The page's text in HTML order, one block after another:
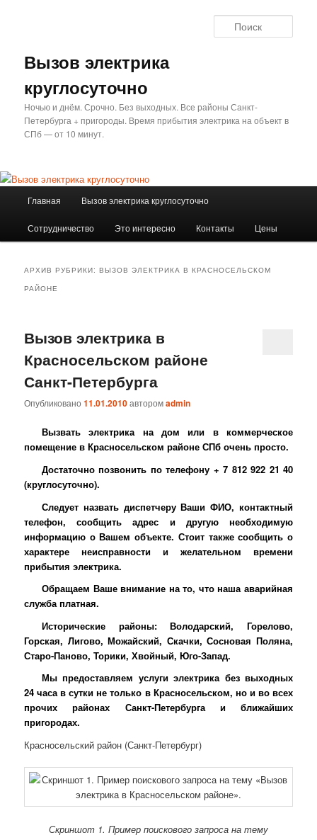
Вызов электрика
круглосуточно
Ночью и днём. Срочно. Без выходных. Все районы Санкт-
Петербурга + пригороды. Время прибытия электрика на объект в
СПб — от 10 минут.
Главная Вызов электрика круглосуточно
Сотрудничество Это интересно Контакты Цены
АРХИВ РУБРИКИ:ВЫЗОВ ЭЛЕКТРИКА В КРАСНОСЕЛЬСКОМ
РАЙОНЕ
Вызов электрика в
Красносельском районе
Санкт-Петербурга
Опубликовано11.01.2010авторомadmin
Вызвать электрика на дом или в коммерческое
помещение в Красносельском районе СПб очень просто.
Достаточно позвонить по телефону + 7 812 922 21 40
(круглосуточно).
Следует назвать диспетчеру Ваши ФИО, контактный
телефон, сообщить адрес и другую необходимую
информацию о Вашем объекте. Стоит также сообщить о
характере неисправности и желательном времени
прибытия электрика.
Обращаем Ваше внимание на то, что наша аварийная
служба платная.
Исторические районы: Володарский, Горелово,
Горская, Лигово, Можайский, Скачки, Сосновая Поляна,
Старо-Паново, Торики, Хвойный, Юго-Запад.
Мы предоставляем услуги электрика без выходных
24 часа в сутки не только в Красносельском, но и во всех
прочих районах Санкт-Петербурга и ближайших
пригородах.
Красносельский район (Санкт-Петербург)
Скриншот 1. Пример поискового запроса на тему